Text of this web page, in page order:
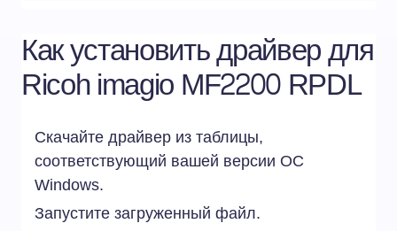
Как установить драйвер для
Ricoh imagio MF2200 RPDL
Скачайте драйвер из таблицы,
соответствующий вашей версии ОС
Windows.
Запустите загруженный файл.